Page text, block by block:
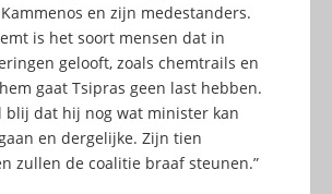
en zijn medestanders.
is het soort mensen dat in
gelooft, zoals chemtrails en
gaat Tsipras geen last hebben.
blij dat hij nog wat minister kan
en dergelijke. Zijn tien
zullen de coalitie braaf steunen.”